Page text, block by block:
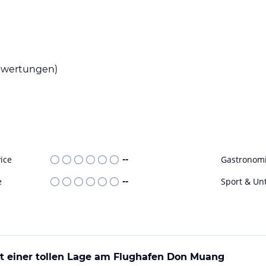
hat, gibt es in der Umgebung
nahe gelegenen Sehenswürdigkeiten
des Hostels steht Ihnen jederzeit zur
Gewähr. Bitte lies vor der Buchung die
--
-- Sport &
einer tollen Lage am Flughafen Don Muang